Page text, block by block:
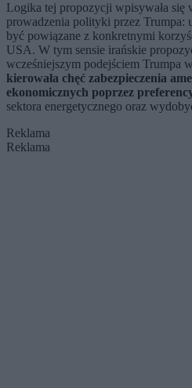
Logika tej propozycji wpisywała się
prowadzenia polityki przez Trumpa:
być powiązane z konkretnymi
USA. W tym sensie irańskie
wcześniejszym podejściem Trumpa
kierowała chęć zabezpieczenia
ekonomicznych poprzez
sektora energetycznego oraz
Reklama
Reklama